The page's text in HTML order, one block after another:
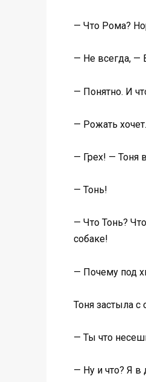
— Что Рома?
— Не всегда, —
— Понятно. И
— Рожать
— Грех! — Тоня
— Тонь!
— Что Тонь?
собаке!
— Почему под
Тоня застыла
— Ты что
— Ну и что? Я в